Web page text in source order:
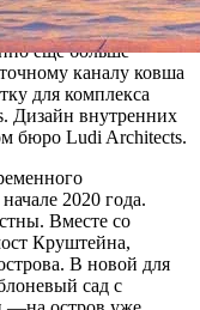
ещё больше
каналу ковша
для комплекса
Дизайн внутренних
бюро Ludi Architects.
2020 года.
Вместе со
Круштейна,
В новой для
сад с